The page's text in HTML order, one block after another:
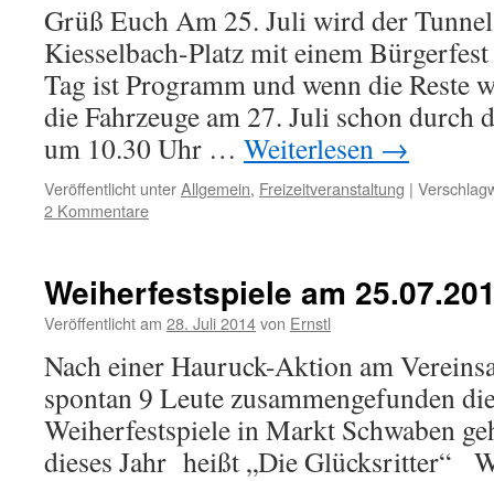
Grüß Euch Am 25. Juli wird der
Kiesselbach-Platz mit einem
Tag ist Programm und wenn die Reste
die Fahrzeuge am 27. Juli schon durch
um 10.30 Uhr … Weiterlesen →
Veröffentlicht unterAllgemein, Freizeitveranstaltung |
2 Kommentare
Weiherfestspiele am
Veröffentlicht am 28. Juli 2014von Ernstl
Nach einer Hauruck-Aktion am
spontan 9 Leute zusammengefunden
Weiherfestspiele in Markt Schwaben
dieses Jahr heißt „Die Glücksritter“